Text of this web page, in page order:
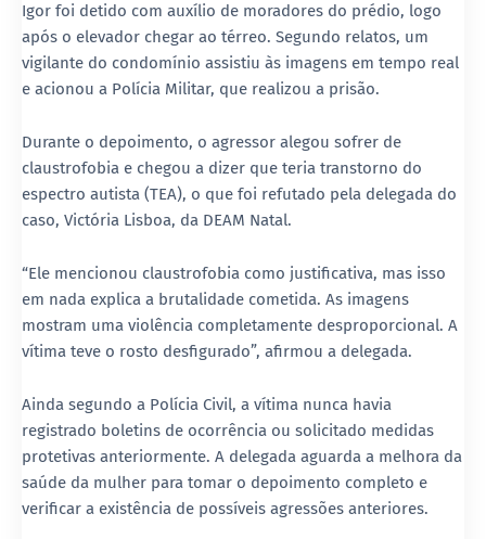
Igor foi detido com auxílio de moradores do prédio, logo
após o elevador chegar ao térreo. Segundo relatos, um
vigilante do condomínio assistiu às imagens em tempo real
e acionou a Polícia Militar, que realizou a prisão.
Durante o depoimento, o agressor alegou sofrer de
claustrofobia e chegou a dizer que teria transtorno do
espectro autista (TEA), o que foi refutado pela delegada do
caso, Victória Lisboa, da DEAM Natal.
“Ele mencionou claustrofobia como justificativa, mas isso
em nada explica a brutalidade cometida. As imagens
mostram uma violência completamente desproporcional. A
vítima teve o rosto desfigurado”, afirmou a delegada.
Ainda segundo a Polícia Civil, a vítima nunca havia
registrado boletins de ocorrência ou solicitado medidas
protetivas anteriormente. A delegada aguarda a melhora da
saúde da mulher para tomar o depoimento completo e
verificar a existência de possíveis agressões anteriores.